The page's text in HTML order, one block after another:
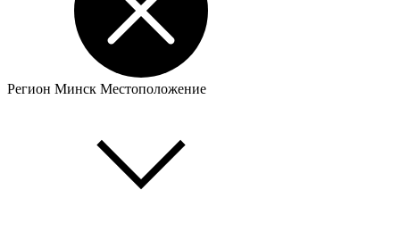
Регион Минск Местоположение